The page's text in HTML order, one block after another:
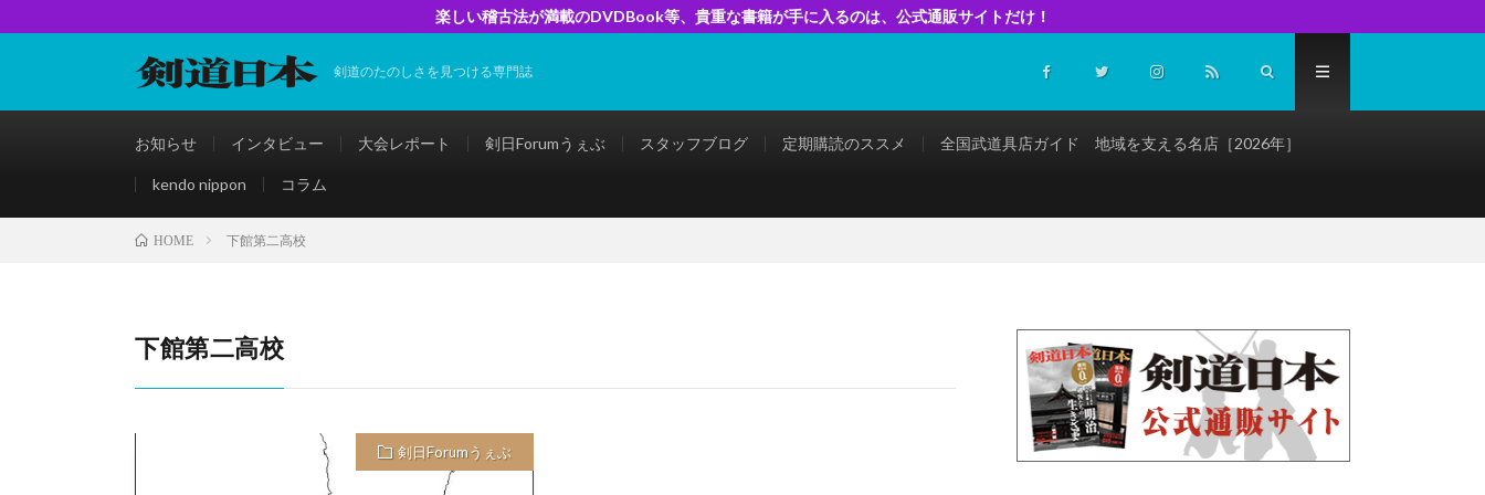
楽しい稽古法が満載のDVDBook等、貴重な書籍が手に入るのは、公式通販サイトだけ！
剣道のたのしさを見つける専門誌
お知らせ インタビュー 大会レポート 剣日Forumうぇぶ スタッフブログ 定期購読のススメ 全国武道具店ガイド 地域を支える名店［2026年］
kendo nippon コラム
HOME 下館第二高校
下館第二高校
剣日Forumうぇぶ